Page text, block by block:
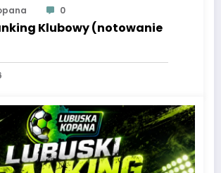
0
Klubowy (notowanie